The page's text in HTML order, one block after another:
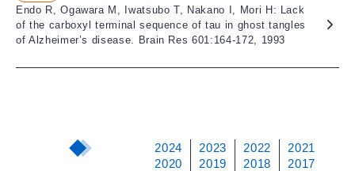
Endo R, Ogawara M, Iwatsubo T, Nakano I, Mori H: Lack
of the carboxyl terminal sequence of tau in ghost tangles
of Alzheimer’s disease. Brain Res 601:164-172, 1993
2024 2023 2022
2021
2020
2019 2018
2017